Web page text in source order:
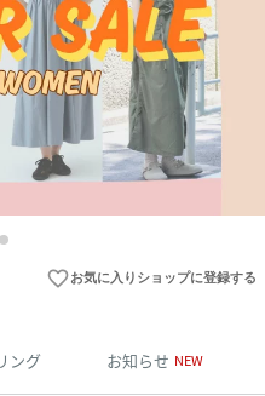
favorite_borderお気に入りショップに登録する
ング お知らせ NEW